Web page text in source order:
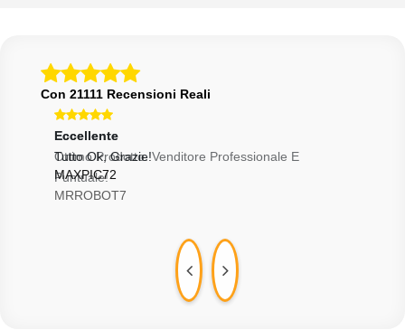
Con 21111 Recensioni Reali
Eccellente
Ottimo Prodotto. Venditore Professionale E
Puntuale!
MRROBOT7
Eccellente
Tutto Ok, Grazie!
MAXPIC72